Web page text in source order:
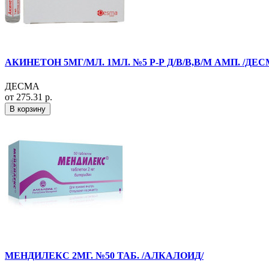
АКИНЕТОН 5МГ/МЛ. 1МЛ. №5 Р-Р Д/В/В,В/М АМП. /
ДЕСМА
от 275.31 р.
В корзину
МЕНДИЛЕКС 2МГ. №50 ТАБ. /АЛКАЛОИД/